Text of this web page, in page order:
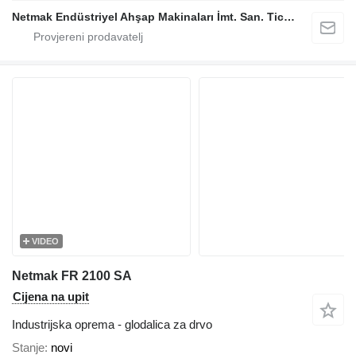
Netmak Endüstriyel Ahşap Makinaları İmt. San. Tic. A.Ş.
VIDEO
Netmak FR 2100 SA
Cijena na upit
Industrijska oprema - glodalica za drvo
Stanje novi